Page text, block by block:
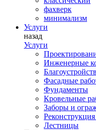
фахверк
минимализм
Услуги
назад
Услуги
Инженерные
Фасадные
Фундаменты
Кровельные
Заборы и
Лестницы